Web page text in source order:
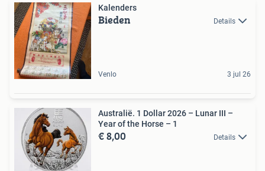
Kalenders
Bieden Details
Venlo 3 jul 26
Australië. 1 Dollar 2026 – Lunar III –
Year of the Horse – 1
€ 8,00 Details